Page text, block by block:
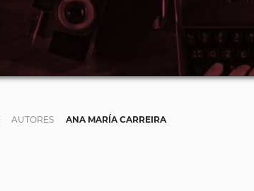
AUTORES ANA MARÍA CARREIRA